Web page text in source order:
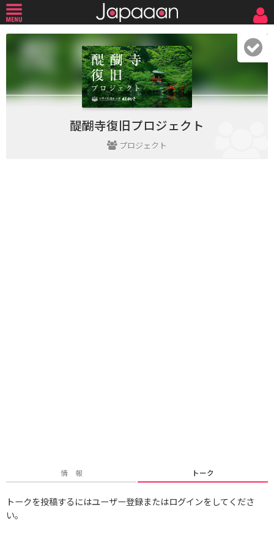
醍醐寺復旧プロジェクト
プロジェクト
情 報 トーク
トークを投稿するにはユーザー登録またはログインをしてくださ
い。